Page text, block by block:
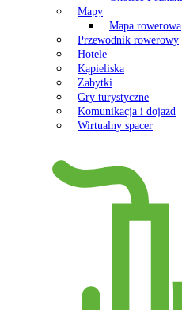
Mapy
Mapa rowerowa
Przewodnik rowerowy
Hotele
Kąpieliska
Zabytki
Gry turystyczne
Komunikacja i dojazd
Wirtualny spacer